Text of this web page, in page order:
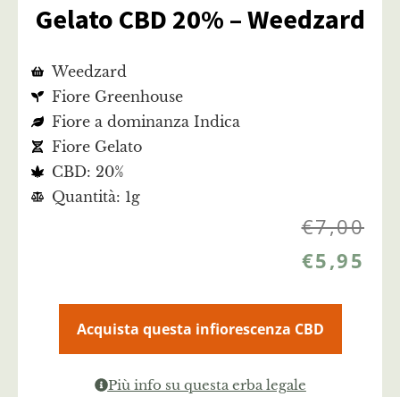
Gelato CBD 20% – Weedzard
Weedzard
Fiore Greenhouse
Fiore a dominanza Indica
Fiore Gelato
CBD: 20%
Quantità: 1g
€7,00
€5,95
Acquista questa infiorescenza CBD
Più info su questa erba legale